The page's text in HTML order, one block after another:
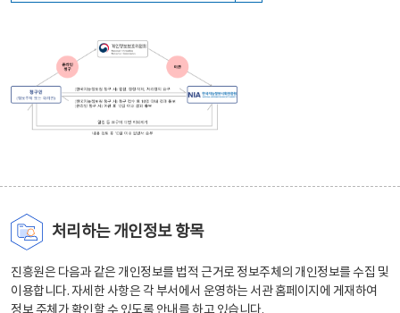
처리하는 개인정보 항목
진흥원은 다음과 같은 개인정보를 법적 근거로 정보주체의 개인정보를 수집 및
이용합니다. 자세한 사항은 각 부서에서 운영하는 서관 홈페이지에 게재하여